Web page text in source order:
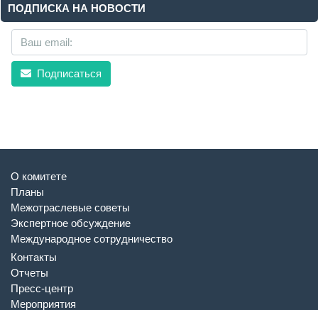
ПОДПИСКА НА НОВОСТИ
Подписаться
О комитете
Планы
Межотраслевые советы
Экспертное обсуждение
Международное сотрудничество
Контакты
Отчеты
Пресс-центр
Мероприятия